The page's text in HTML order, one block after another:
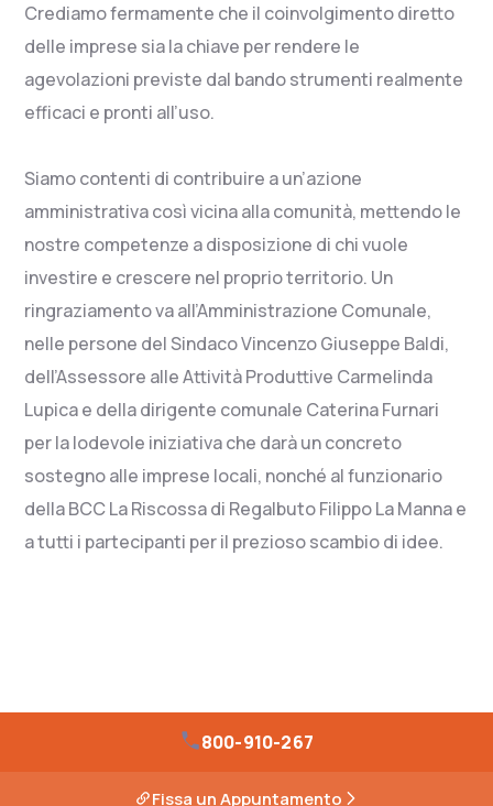
Crediamo fermamente che il coinvolgimento diretto
delle imprese sia la chiave per rendere le
agevolazioni previste dal bando strumenti realmente
efficaci e pronti all’uso.
Siamo contenti di contribuire a un’azione
amministrativa così vicina alla comunità, mettendo le
nostre competenze a disposizione di chi vuole
investire e crescere nel proprio territorio. Un
ringraziamento va all’Amministrazione Comunale,
nelle persone del Sindaco Vincenzo Giuseppe Baldi,
dell’Assessore alle Attività Produttive Carmelinda
Lupica e della dirigente comunale Caterina Furnari
per la lodevole iniziativa che darà un concreto
sostegno alle imprese locali, nonché al funzionario
della BCC La Riscossa di Regalbuto Filippo La Manna e
a tutti i partecipanti per il prezioso scambio di idee.
800-910-267
Fissa un Appuntamento